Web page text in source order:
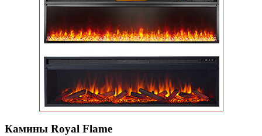
Камины Royal Flame